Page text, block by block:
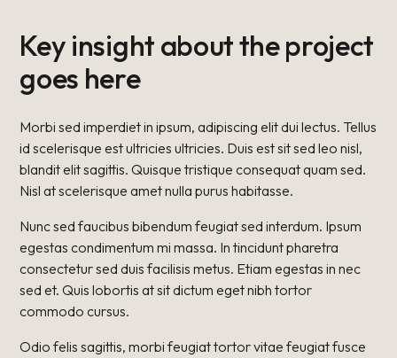
Key insight about the project
goes here
Morbi sed imperdiet in ipsum, adipiscing elit dui lectus. Tellus
id scelerisque est ultricies ultricies. Duis est sit sed leo nisl,
blandit elit sagittis. Quisque tristique consequat quam sed.
Nisl at scelerisque amet nulla purus habitasse.
Nunc sed faucibus bibendum feugiat sed interdum. Ipsum
egestas condimentum mi massa. In tincidunt pharetra
consectetur sed duis facilisis metus. Etiam egestas in nec
sed et. Quis lobortis at sit dictum eget nibh tortor
commodo cursus.
Odio felis sagittis, morbi feugiat tortor vitae feugiat fusce